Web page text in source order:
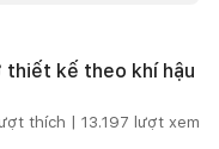
thiết kế theo khí hậu
thích | 13.197 lượt xem